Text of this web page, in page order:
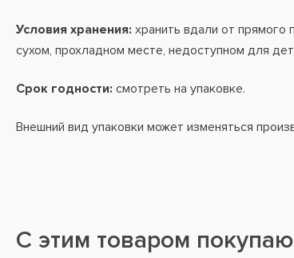
Условия хранения: хранить вдали от прямого
сухом, прохладном месте, недоступном для
Срок годности: смотреть на упаковке.
Внешний вид упаковки может изменяться
С этим товаром